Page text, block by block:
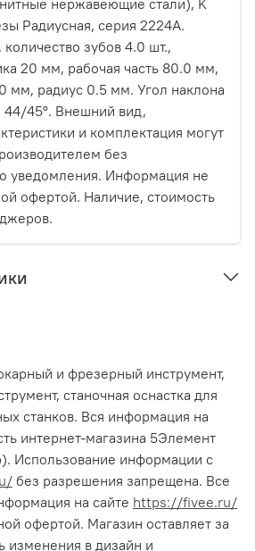
нержавеющие стали), K
Радиусная, серия 2224A.
зубов 4.0 шт.,
20 мм, рабочая часть 80.0 мм,
мм, радиус 0.5 мм. Угол наклона
44/45°. Внешний вид,
и комплектация могут
без
уведомления. Информация не
офертой. Наличие, стоимость
и фрезерный инструмент,
станочная оснастка для
станков. Вся информация на
интернет-магазина 5Элемент
Использование информации с
без разрешения запрещена. Все
на сайте https://fivee.ru/
офертой. Магазин оставляет за
изменения в дизайн и